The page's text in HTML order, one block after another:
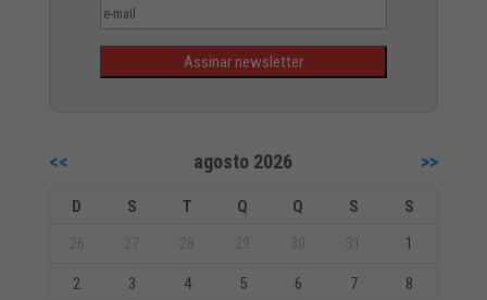
<< agosto 2026 >>
D S T Q Q S
S
1
2 3 4 5 6 7 8